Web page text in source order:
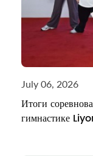
July 06, 2026
Итоги
гимнастике